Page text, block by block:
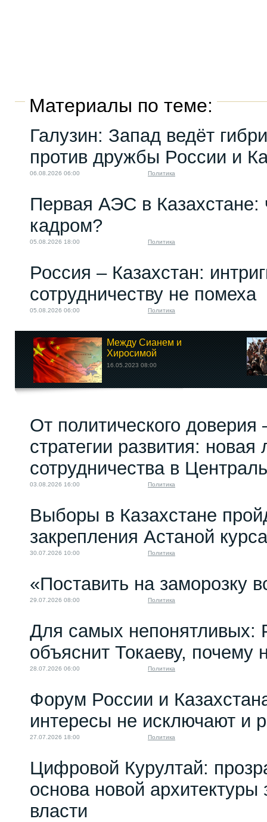
Материалы по теме:
Галузин: Запад ведёт
против дружбы России и
06.08.2026 06:00 Политика
Первая АЭС в Казахстане:
кадром?
05.08.2026 18:00 Политика
Россия – Казахстан:
сотрудничеству не помеха
05.08.2026 06:00 Политика
Между Сианем и
Хиросимой
16.05.2023 08:00
От политического
стратегии развития: новая
сотрудничества в
03.08.2026 16:00 Политика
Выборы в Казахстане
закрепления Астаной
30.07.2026 10:00 Политика
«Поставить на заморозку
29.07.2026 08:00 Политика
Для самых непонятливых:
объяснит Токаеву,
28.07.2026 06:00 Политика
Форум России и
интересы не исключают и
27.07.2026 18:00 Политика
Цифровой Курултай:
основа новой архитектуры
власти